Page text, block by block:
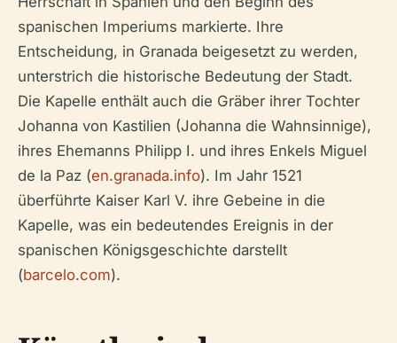
spanischen Imperiums markierte. Ihre
Entscheidung, in Granada beigesetzt zu werden,
unterstrich die historische Bedeutung der Stadt.
Die Kapelle enthält auch die Gräber ihrer Tochter
Johanna von Kastilien (Johanna die Wahnsinnige),
ihres Ehemanns Philipp I. und ihres Enkels Miguel
de la Paz (en.granada.info). Im Jahr 1521
überführte Kaiser Karl V. ihre Gebeine in die
Kapelle, was ein bedeutendes Ereignis in der
spanischen Königsgeschichte darstellt
(barcelo.com).